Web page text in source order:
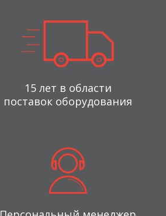
15 лет в области
поставок оборудования